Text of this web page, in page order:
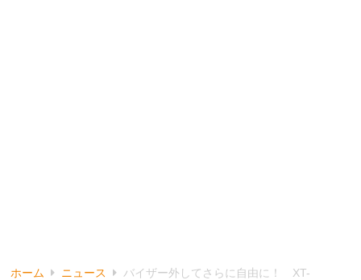
ホーム ニュース
バイザー外してさらに自由に！ XT-